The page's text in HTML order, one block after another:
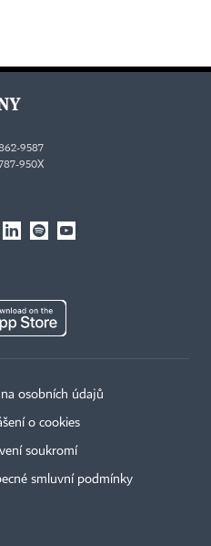
9587
950X
osobních údajů
o cookies
soukromí
smluvní podmínky